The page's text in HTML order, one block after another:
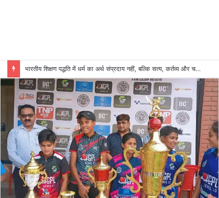
भारतीय शिक्षण पद्धति में धर्म का अर्थ संप्रदाय नहीं, बल्कि सत्य, कर्तव्य और चरित्र निर्माण है: विजय प्रकाश